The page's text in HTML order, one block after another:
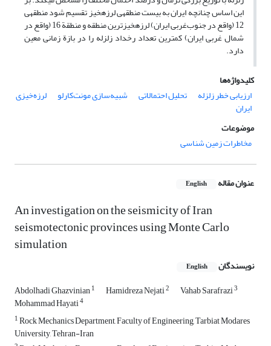
این اساس چنانچه ایران به بیست منطقه­ی ­لرزه­خیز تقسیم شود منطقه­ی
12 (واقع در جنوب‌غربی ایران) لرزه­خیزترین منطقه و منطقة 16 (واقع در
شمال غربی ایران) کمترین تعداد رخداد زلزله را در بازة زمانی معین
دارد.
کلیدواژه‌ها
ارزیابی خطر زلزله
تحلیل احتمالاتی شبیه‌سازی مونت‌کارلو لرزه‌خیزی
ایران
موضوعات
مخاطرات زمین شناسی
عنوان مقاله English
An investigation on the seismicity of Iran
seismotectonic provinces using Monte Carlo
simulation
نویسندگان English
Abdolhadi Ghazvinian1 Hamidreza Nejati2 Vahab Sarafrazi3
Mohammad Hayati4
1Rock Mechanics Department, Faculty of Engineering, Tarbiat Modares
University, Tehran-Iran